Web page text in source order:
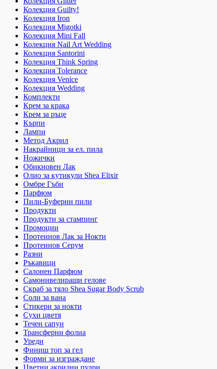
Колекция Guilty!
Колекция Iron
Колекция Migotki
Колекция Mini Fall
Колекция Nail Art Wedding
Колекция Santorini
Колекция Think Spring
Колекция Tolerance
Колекция Venice
Колекция Wedding
Комплекти
Крем за крака
Крем за ръце
Кърпи
Лампи
Метод Акрил
Накрайници за ел. пила
Ножички
Обикновен Лак
Олио за кутикули Shea Elixir
Омбре Гъби
Парфюм
Пили-Буферни пили
Продукти
Продукти за стампинг
Промоции
Протеинов Лак за Нокти
Протеинов Серум
Разни
Ръкавици
Салонен Парфюм
Самонивелиращи гелове
Скраб за тяло Shea Sugar Body Scrub
Соли за вана
Стикери за нокти
Сухи цветя
Течен сапун
Трансферни фолиа
Уреди
Финиш топ за гел
Форми за изграждане